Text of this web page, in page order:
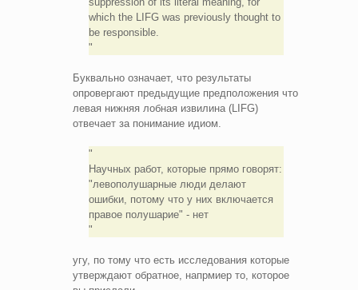
which the LIFG was previously thought to
be responsible.
Буквально означает, что результаты
опровергают предыдущие предположения что
левая нижняя лобная извилина (LIFG)
отвечает за понимание идиом.
Научных работ, которые прямо говорят:
"левополушарные люди делают
ошибки, потому что у них включается
правое полушарие" - нет
угу, по тому что есть исследования которые
утверждают обратное, напрмиер то, которое